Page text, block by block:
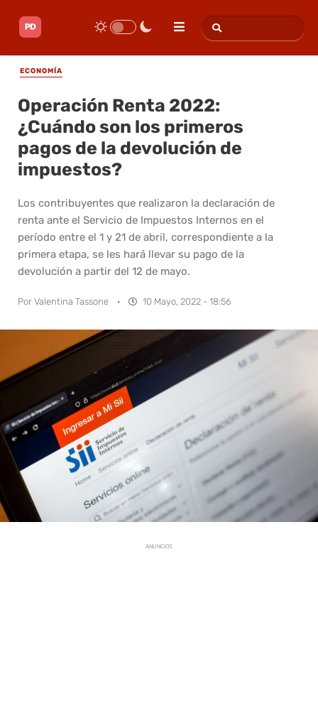
ECONOMÍA
Operación Renta 2022:
¿Cuándo son los primeros
pagos de la devolución de
impuestos?
Los contribuyentes que realizaron la declaración de
renta ante el Servicio de Impuestos Internos en el
período entre el 1 y 21 de abril, correspondiente a la
primera etapa, se les hará llevar su pago de la
devolución a partir del 12 de mayo.
Por Valentina Tassone · 10 Mayo, 2022 - 18:56
ANUNCIOS